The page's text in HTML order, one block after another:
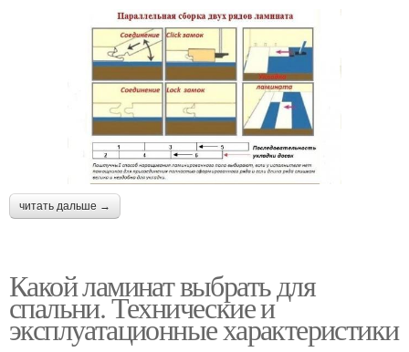
читать дальше →
Какой ламинат выбрать для
спальни. Технические и
эксплуатационные характеристики